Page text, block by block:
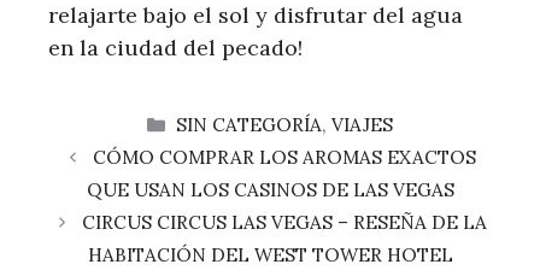
relajarte⁤ bajo el sol y disfrutar del agua
en​ la ciudad del pecado!
CATEGORÍAS
SIN CATEGORÍA,VIAJES
CÓMO COMPRAR LOS AROMAS EXACTOS
QUE USAN LOS CASINOS DE LAS VEGAS
CIRCUS CIRCUS LAS VEGAS – RESEÑA DE LA
HABITACIÓN DEL WEST TOWER HOTEL